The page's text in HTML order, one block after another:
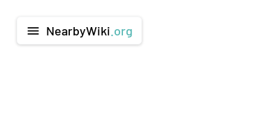
menu NearbyWiki .org